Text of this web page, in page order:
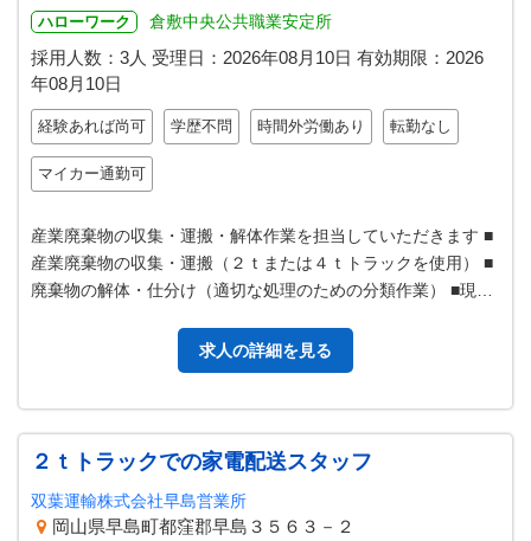
ハローワーク 倉敷中央公共職業安定所
採用人数：3人 受理日： 2026年08月10日 有効期限： 2026
年08月10日
経験あれば尚可 学歴不問 時間外労働あり 転勤なし
マイカー通勤可
産業廃棄物の収集・運搬・解体作業を担当していただきます ■
産業廃棄物の収集・運搬（２ｔまたは４ｔトラックを使用） ■
廃棄物の解体・仕分け（適切な処理のための分類作業） ■現場
求人の詳細を見る
２ｔトラックでの家電配送スタッフ
双葉運輸株式会社早島営業所
岡山県早島町都窪郡早島３５６３－２